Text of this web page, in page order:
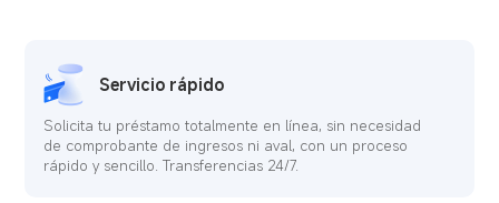
Servicio rápido
Solicita tu préstamo totalmente en línea, sin necesidad
de comprobante de ingresos ni aval, con un proceso
rápido y sencillo. Transferencias 24/7.